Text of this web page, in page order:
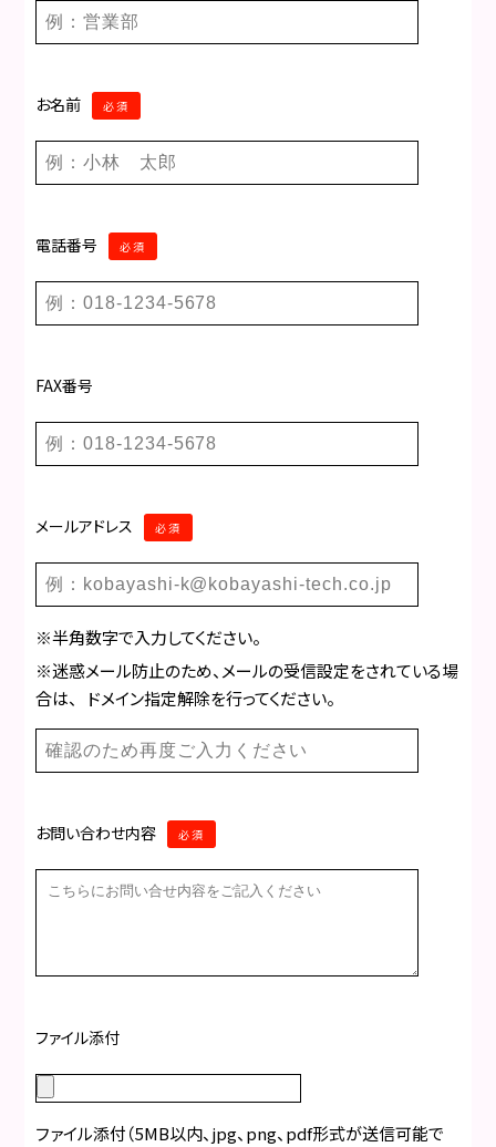
お名前 必須
電話番号 必須
FAX番号
メールアドレス 必須
※半角数字で入力してください。
※迷惑メール防止のため、メールの受信設定をされている場
合は、 ドメイン指定解除を行ってください。
お問い合わせ内容 必須
ファイル添付
ファイル添付（5MB以内、jpg、png、pdf形式が送信可能で